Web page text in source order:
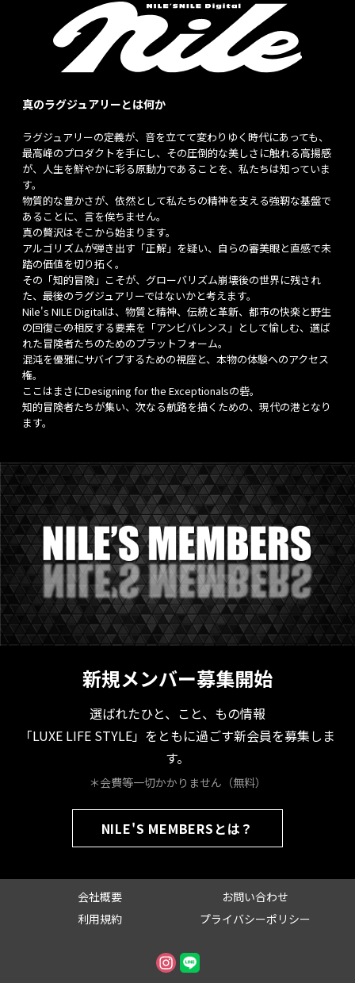
真のラグジュアリーとは何か
ラグジュアリーの定義が、音を立てて変わりゆく時代にあっても、
最高峰のプロダクトを手にし、その圧倒的な美しさに触れる高揚感
が、人生を鮮やかに彩る原動力であることを、私たちは知っていま
す。
物質的な豊かさが、依然として私たちの精神を支える強靭な基盤で
あることに、言を俟ちません。
真の贅沢はそこから始まります。
アルゴリズムが弾き出す「正解」を疑い、自らの審美眼と直感で未
踏の価値を切り拓く。
その「知的冒険」こそが、グローバリズム崩壊後の世界に残され
た、最後のラグジュアリーではないかと考えます。
Nile's NILE Digitalは、物質と精神、伝統と革新、都市の快楽と野生
の回復――この相反する要素を「アンビバレンス」として愉しむ、選ば
れた冒険者たちのためのプラットフォーム。
混沌を優雅にサバイブするための視座と、本物の体験へのアクセス
権。
ここはまさにDesigning for the Exceptionalsの砦。
知的冒険者たちが集い、次なる航路を描くための、現代の港となり
ます。
新規メンバー募集開始
選ばれたひと、こと、もの情報
「LUXE LIFE STYLE」をともに過ごす新会員を募集しま
す。
＊会費等一切かかりません（無料）
NILE'S MEMBERSとは？
会社概要
お問い合わせ
利用規約
プライバシーポリシー